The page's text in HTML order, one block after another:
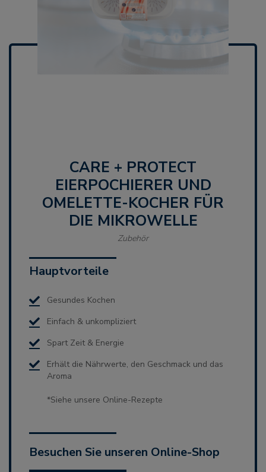
CARE + PROTECT
EIERPOCHIERER UND
OMELETTE-KOCHER FÜR
DIE MIKROWELLE
Zubehör
Hauptvorteile
Gesundes Kochen
Einfach & unkompliziert
Spart Zeit & Energie
Erhält die Nährwerte, den Geschmack und das
Aroma
*Siehe unsere Online-Rezepte
Besuchen Sie unseren Online-Shop